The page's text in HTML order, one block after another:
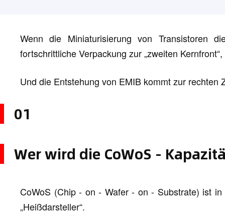
Wenn die Miniaturisierung von Transistoren
fortschrittliche Verpackung zur „zweiten
Und die Entstehung von EMIB kommt zur rechten
01
Wer wird die CoWoS -
CoWoS (Chip - on - Wafer - on - Substrate) ist
„Heißdarsteller“.